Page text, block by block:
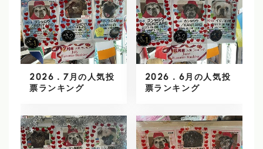
2026．7月の人気投
票ランキング
2026．6月の人気投
票ランキング